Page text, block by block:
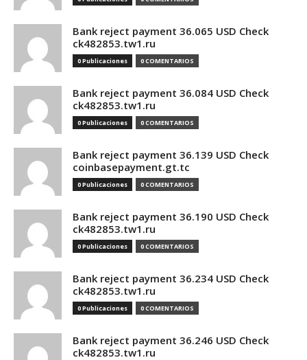
Bank reject payment 36.065 USD Check
ck482853.tw1.ru
0 Publicaciones 0 COMENTARIOS
Bank reject payment 36.084 USD Check
ck482853.tw1.ru
0 Publicaciones 0 COMENTARIOS
Bank reject payment 36.139 USD Check
coinbasepayment.gt.tc
0 Publicaciones 0 COMENTARIOS
Bank reject payment 36.190 USD Check
ck482853.tw1.ru
0 Publicaciones 0 COMENTARIOS
Bank reject payment 36.234 USD Check
ck482853.tw1.ru
0 Publicaciones 0 COMENTARIOS
Bank reject payment 36.246 USD Check
ck482853.tw1.ru